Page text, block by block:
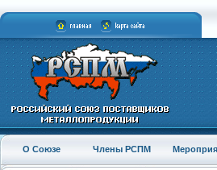
О Союзе Члены РСПМ